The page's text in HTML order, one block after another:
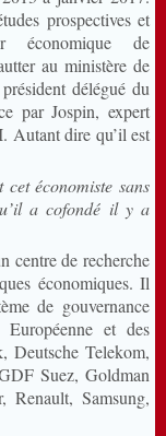
prospectives et
économique de
au ministère de
délégué du
par Jospin, expert
Autant dire qu’il est
économiste sans
a cofondé il y a
centre de recherche
économiques. Il
de gouvernance
et des
Deutsche Telekom,
Suez, Goldman
Renault, Samsung,